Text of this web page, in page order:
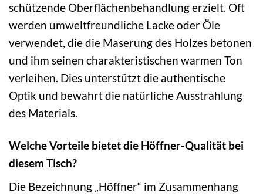
schützende Oberflächenbehandlung erzielt. Oft
werden umweltfreundliche Lacke oder Öle
verwendet, die die Maserung des Holzes betonen
und ihm seinen charakteristischen warmen Ton
verleihen. Dies unterstützt die authentische
Optik und bewahrt die natürliche Ausstrahlung
des Materials.
Welche Vorteile bietet die Höffner-Qualität bei
diesem Tisch?
Die Bezeichnung „Höffner“ im Zusammenhang